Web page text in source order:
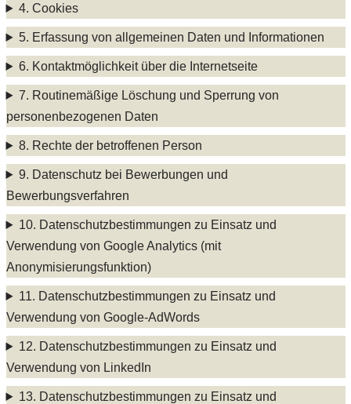
4. Cookies
5. Erfassung von allgemeinen Daten und Informationen
6. Kontaktmöglichkeit über die Internetseite
7. Routinemäßige Löschung und Sperrung von
personenbezogenen Daten
8. Rechte der betroffenen Person
9. Datenschutz bei Bewerbungen und
Bewerbungsverfahren
10. Datenschutzbestimmungen zu Einsatz und
Verwendung von Google Analytics (mit
Anonymisierungsfunktion)
11. Datenschutzbestimmungen zu Einsatz und
Verwendung von Google-AdWords
12. Datenschutzbestimmungen zu Einsatz und
Verwendung von LinkedIn
13. Datenschutzbestimmungen zu Einsatz und